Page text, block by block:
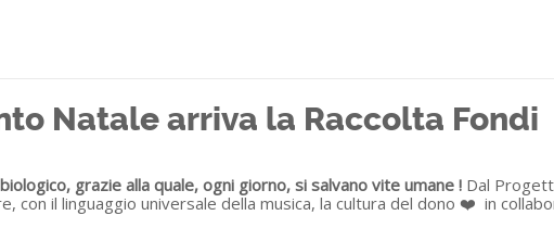
Natale arriva la Raccolta Fondi
grazie alla quale, ogni giorno, si salvano vite umane ! Dal
con il linguaggio universale della musica, la cultura del dono ❤️ in